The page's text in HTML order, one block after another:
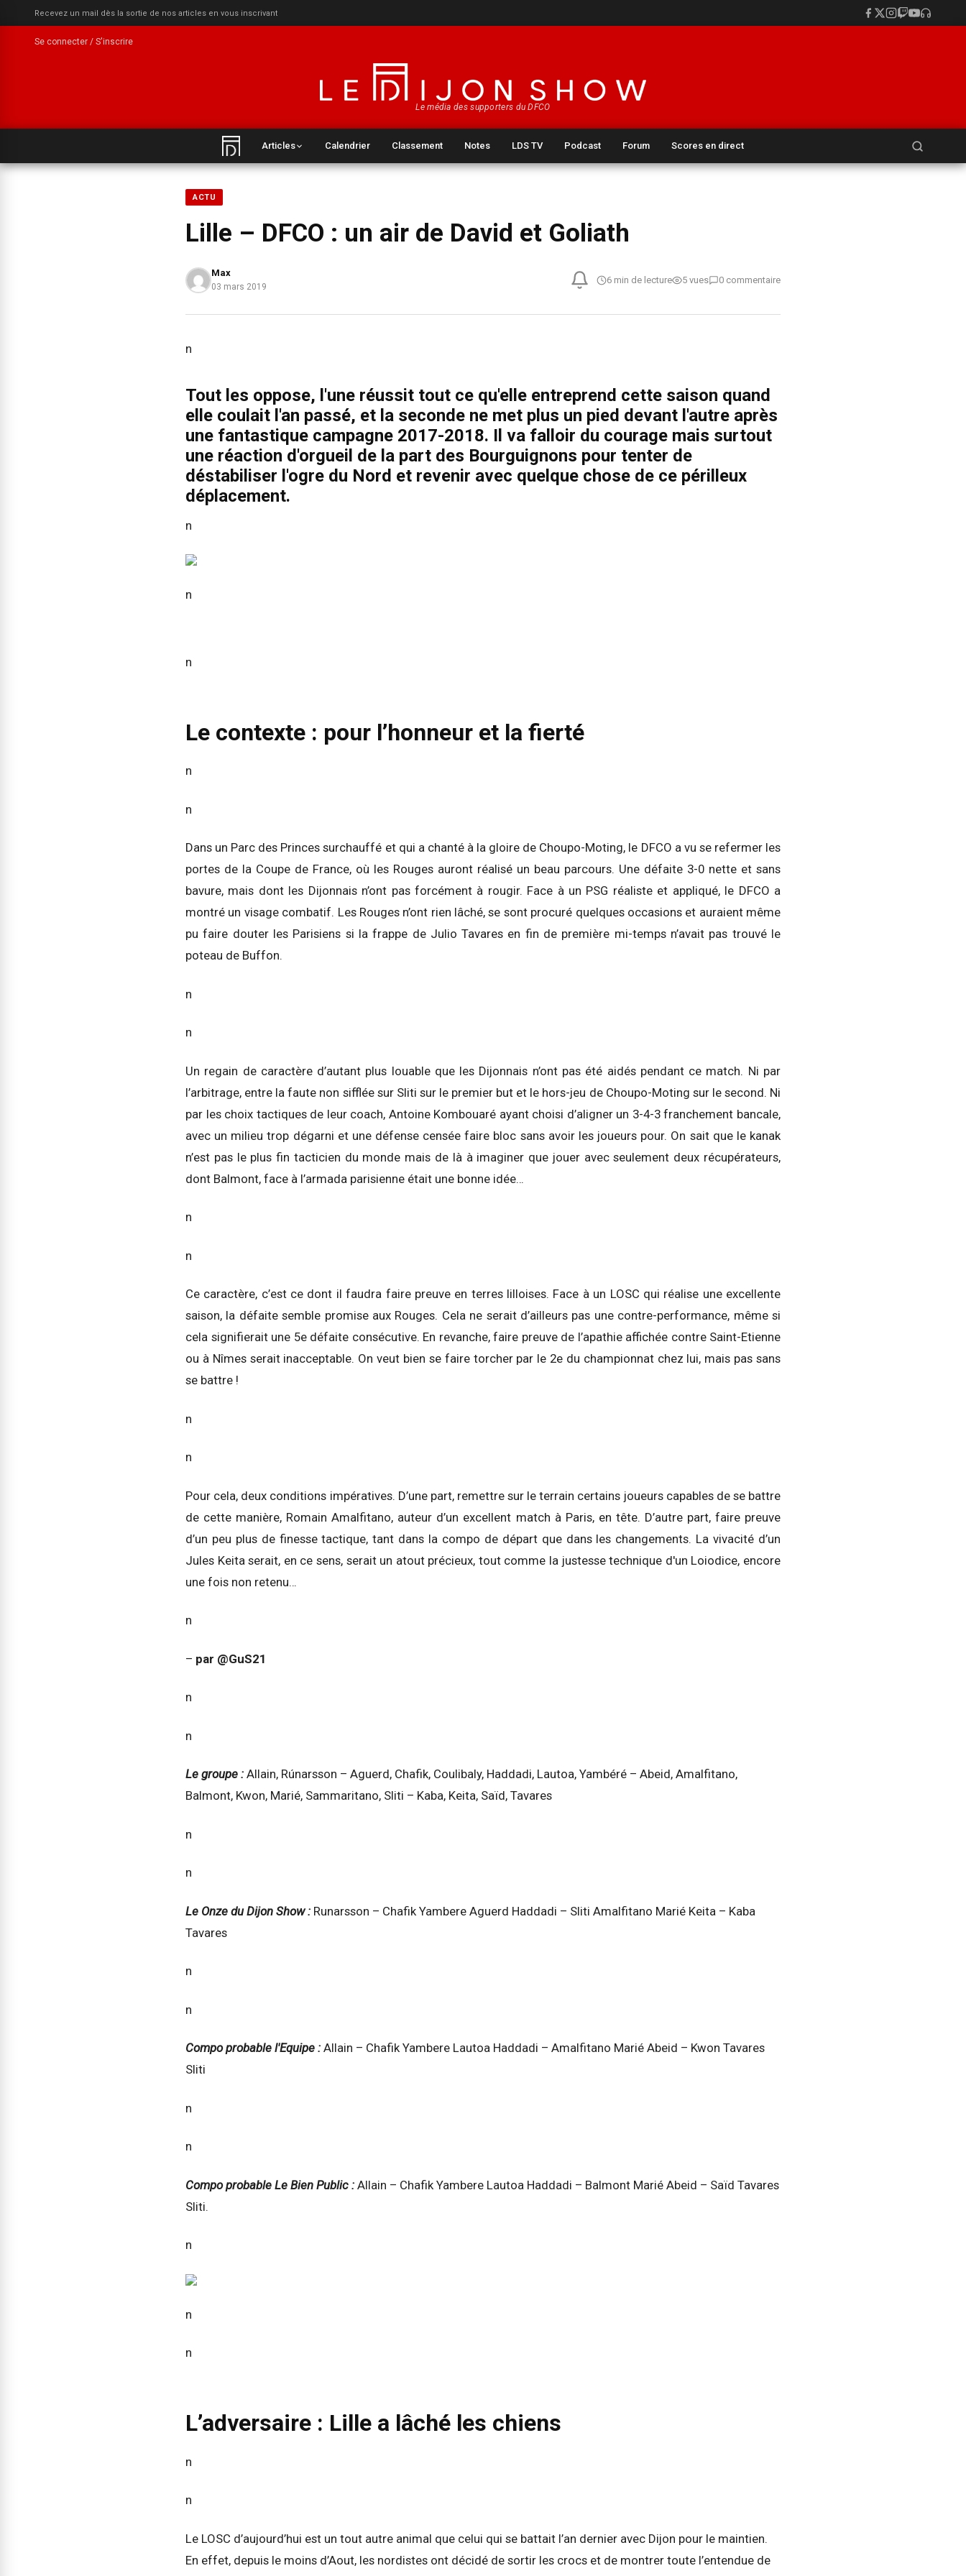
Recevez un mail dès la sortie de nos articles en vous inscrivant
Se connecter / S'inscrire
Le média des supporters du DFCO
Articles Calendrier Classement Notes LDS TV Podcast Forum Scores en direct
ACTU
Lille – DFCO : un air de David et Goliath
Max
03 mars 2019
6 min de lecture 5 vues 0 commentaire
n
Tout les oppose, l'une réussit tout ce qu'elle entreprend cette saison quand
elle coulait l'an passé, et la seconde ne met plus un pied devant l'autre après
une fantastique campagne 2017-2018. Il va falloir du courage mais surtout
une réaction d'orgueil de la part des Bourguignons pour tenter de
déstabiliser l'ogre du Nord et revenir avec quelque chose de ce périlleux
déplacement.
n
n
n
Le contexte : pour l’honneur et la fierté
n
n
Dans un Parc des Princes surchauffé et qui a chanté à la gloire de Choupo-Moting, le DFCO a vu se refermer les
portes de la Coupe de France, où les Rouges auront réalisé un beau parcours. Une défaite 3-0 nette et sans
bavure, mais dont les Dijonnais n’ont pas forcément à rougir. Face à un PSG réaliste et appliqué, le DFCO a
montré un visage combatif. Les Rouges n’ont rien lâché, se sont procuré quelques occasions et auraient même
pu faire douter les Parisiens si la frappe de Julio Tavares en fin de première mi-temps n’avait pas trouvé le
poteau de Buffon.
n
n
Un regain de caractère d’autant plus louable que les Dijonnais n’ont pas été aidés pendant ce match. Ni par
l’arbitrage, entre la faute non sifflée sur Sliti sur le premier but et le hors-jeu de Choupo-Moting sur le second. Ni
par les choix tactiques de leur coach, Antoine Kombouaré ayant choisi d’aligner un 3-4-3 franchement bancale,
avec un milieu trop dégarni et une défense censée faire bloc sans avoir les joueurs pour. On sait que le kanak
n’est pas le plus fin tacticien du monde mais de là à imaginer que jouer avec seulement deux récupérateurs,
dont Balmont, face à l’armada parisienne était une bonne idée…
n
n
Ce caractère, c’est ce dont il faudra faire preuve en terres lilloises. Face à un LOSC qui réalise une excellente
saison, la défaite semble promise aux Rouges. Cela ne serait d’ailleurs pas une contre-performance, même si
cela signifierait une 5e défaite consécutive. En revanche, faire preuve de l’apathie affichée contre Saint-Etienne
ou à Nîmes serait inacceptable. On veut bien se faire torcher par le 2e du championnat chez lui, mais pas sans
se battre !
n
n
Pour cela, deux conditions impératives. D’une part, remettre sur le terrain certains joueurs capables de se battre
de cette manière, Romain Amalfitano, auteur d’un excellent match à Paris, en tête. D’autre part, faire preuve
d’un peu plus de finesse tactique, tant dans la compo de départ que dans les changements. La vivacité d’un
Jules Keita serait, en ce sens, serait un atout précieux, tout comme la justesse technique d'un Loiodice, encore
une fois non retenu…
n
– par @GuS21
n
n
Le groupe : Allain, Rúnarsson – Aguerd, Chafik, Coulibaly, Haddadi, Lautoa, Yambéré – Abeid, Amalfitano,
Balmont, Kwon, Marié, Sammaritano, Sliti – Kaba, Keita, Saïd, Tavares
n
n
Le Onze du Dijon Show : Runarsson – Chafik Yambere Aguerd Haddadi – Sliti Amalfitano Marié Keita – Kaba
Tavares
n
n
Compo probable l'Equipe : Allain – Chafik Yambere Lautoa Haddadi – Amalfitano Marié Abeid – Kwon Tavares
Sliti
n
n
Compo probable Le Bien Public : Allain – Chafik Yambere Lautoa Haddadi – Balmont Marié Abeid – Saïd Tavares
Sliti.
n
n
n
L’adversaire : Lille a lâché les chiens
n
n
Le LOSC d’aujourd’hui est un tout autre animal que celui qui se battait l’an dernier avec Dijon pour le maintien.
En effet, depuis le moins d’Aout, les nordistes ont décidé de sortir les crocs et de montrer toute l’entendue de